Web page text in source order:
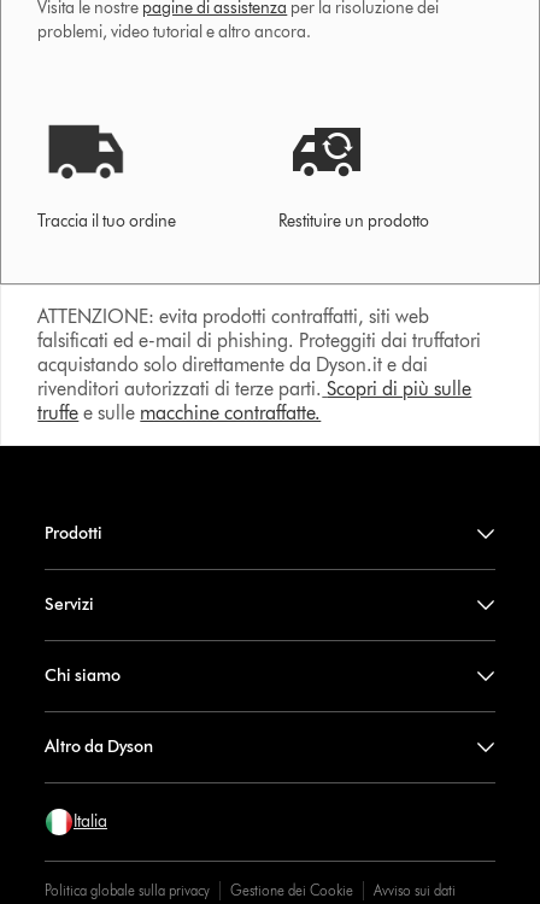
Visita le nostre pagine di assistenza per la risoluzione dei
problemi, video tutorial e altro ancora.
Traccia il tuo ordine Restituire un prodotto
ATTENZIONE: evita prodotti contraffatti, siti web
falsificati ed e-mail di phishing. Proteggiti dai truffatori
acquistando solo direttamente da Dyson.it e dai
rivenditori autorizzati di terze parti. Scopri di più sulle
truffe e sulle macchine contraffatte.
Prodotti
Servizi
Chi siamo
Altro da Dyson
Italia
Politica globale sulla privacy Gestione dei Cookie Avviso sui dati